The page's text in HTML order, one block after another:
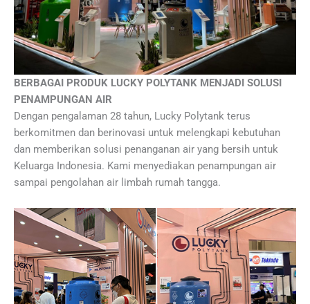
BERBAGAI PRODUK LUCKY POLYTANK MENJADI SOLUSI
PENAMPUNGAN AIR
Dengan pengalaman 28 tahun, Lucky Polytank terus
berkomitmen dan berinovasi untuk melengkapi kebutuhan
dan memberikan solusi penanganan air yang bersih untuk
Keluarga Indonesia. Kami menyediakan penampungan air
sampai pengolahan air limbah rumah tangga.